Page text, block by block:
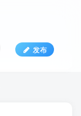
发布